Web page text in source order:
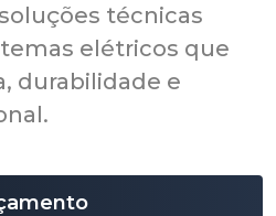
técnicas
elétricos que
durabilidade e